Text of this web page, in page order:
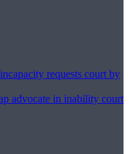
requests court by
advocate in inability court